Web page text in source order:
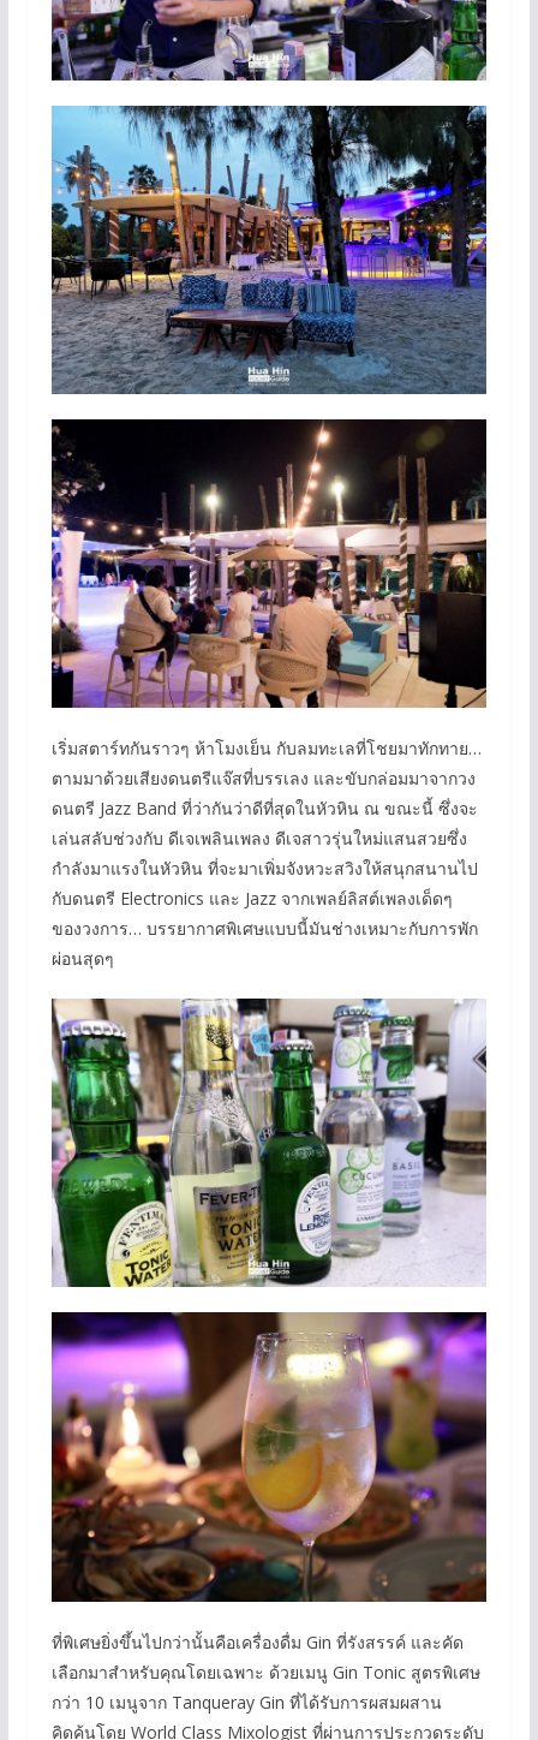
เริ่มสตาร์ทกันราวๆ ห้าโมงเย็น กับลมทะเลที่โชยมาทักทาย…
ตามมาด้วยเสียงดนตรีแจ๊สที่บรรเลง และขับกล่อมมาจากวง
ดนตรี Jazz Band ที่ว่ากันว่าดีที่สุดในหัวหิน ณ ขณะนี้ ซึ่งจะ
เล่นสลับช่วงกับ ดีเจเพลินเพลง ดีเจสาวรุ่นใหม่แสนสวยซึ่ง
กำลังมาแรงในหัวหิน ที่จะมาเพิ่มจังหวะสวิงให้สนุกสนานไป
กับดนตรี Electronics และ Jazz จากเพลย์ลิสต์เพลงเด็ดๆ
ของวงการ… บรรยากาศพิเศษแบบนี้มันช่างเหมาะกับการพัก
ผ่อนสุดๆ
ที่พิเศษยิ่งขึ้นไปกว่านั้นคือเครื่องดื่ม Gin ที่รังสรรค์ และคัด
เลือกมาสำหรับคุณโดยเฉพาะ ด้วยเมนู Gin Tonic สูตรพิเศษ
กว่า 10 เมนูจาก Tanqueray Gin ที่ได้รับการผสมผสาน
คิดค้นโดย World Class Mixologist ที่ผ่านการประกวดระดับ